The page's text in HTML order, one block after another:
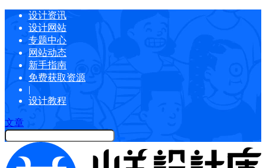
设计资讯
设计网站
专题中心
网站动态
新手指南
免费获取资源
|
设计教程
文章